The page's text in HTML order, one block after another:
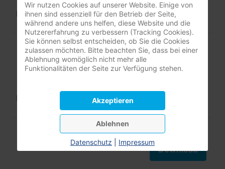
DBfK Südost
Arbeitshilfe Versorgung chronische Wunden
Download
Information für Bayern, Stand 11/2024
Verordnungsmanagement
Download
Wir nutzen Cookies auf unserer Website. Einige von
ihnen sind essenziell für den Betrieb der Seite,
während andere uns helfen, diese Website und die
Nutzererfahrung zu verbessern (Tracking Cookies).
Sie können selbst entscheiden, ob Sie die Cookies
zulassen möchten. Bitte beachten Sie, dass bei einer
Ablehnung womöglich nicht mehr alle
Funktionalitäten der Seite zur Verfügung stehen.
Akzeptieren
Ablehnen
Datenschutz Impressum